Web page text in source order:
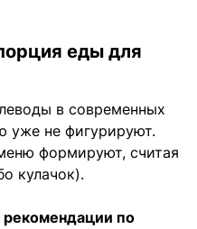
еды для
в современных
уже не фигурируют.
формируют, считая
кулачок).
по